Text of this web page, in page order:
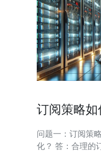
订阅策略
问题一：订阅策
化？ 答：合理的